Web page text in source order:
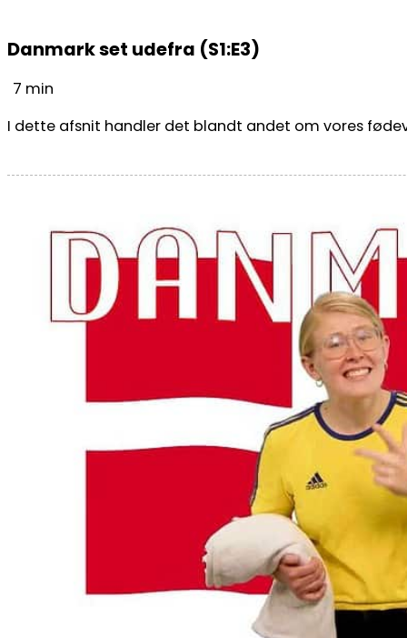
Danmark set udefra (S1:E3)
7 min
I dette afsnit handler det blandt andet om vores